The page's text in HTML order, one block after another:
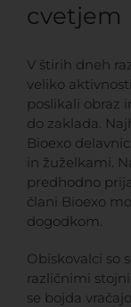
cvetjem
V štirih dneh
veliko
poslikali obraz
do zaklada.
Bioexo
in žuželkami.
predhodno
člani Bioexo
dogodkom.
Obiskovalci so
različnimi
se bojda